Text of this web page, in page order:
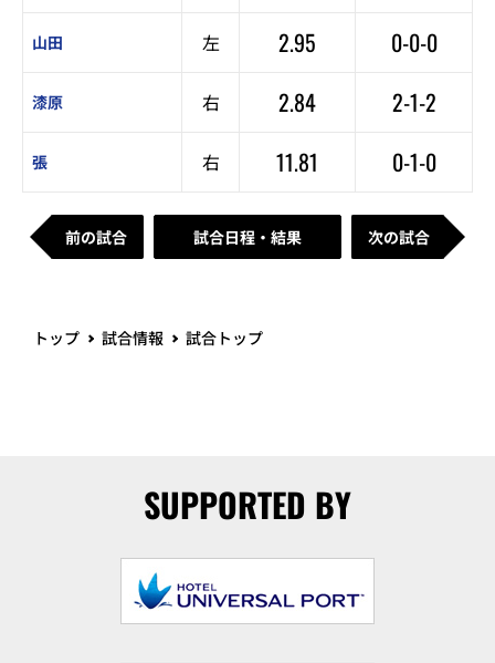
山田 左 2.95 0-0-0
漆原 右 2.84 2-1-2
張 右 11.81 0-1-0
前の試合 試合日程・結果 次の試合
トップ 試合情報 試合トップ
SUPPORTED BY